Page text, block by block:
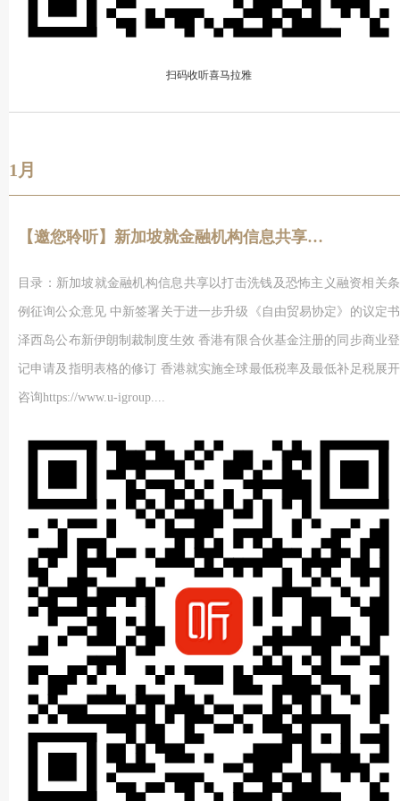
扫码收听喜马拉雅
1月
【邀您聆听】新加坡就金融机构信息共享以打击洗钱及恐怖主义融资相关条例征询公众意见
目录：新加坡就金融机构信息共享以打击洗钱及恐怖主义融资相关条
例征询公众意见 中新签署关于进一步升级《自由贸易协定》的议定书
泽西岛公布新伊朗制裁制度生效 香港有限合伙基金注册的同步商业登
记申请及指明表格的修订 香港就实施全球最低税率及最低补足税展开
咨询https://www.u-igroup....